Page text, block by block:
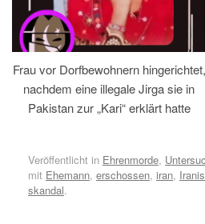
Frau vor Dorfbewohnern hingerichtet,
nachdem eine illegale Jirga sie in
Pakistan zur „Kari“ erklärt hatte
Veröffentlicht in Ehrenmorde,
mit Ehemann, erschossen, iran,
skandal.